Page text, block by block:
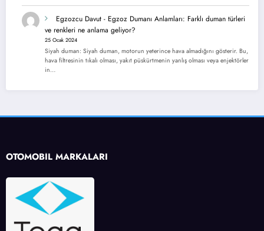
Egzozcu Davut - Egzoz Dumanı Anlamları: Farklı duman türleri
ve renkleri ne anlama geliyor?
25 Ocak 2024
Siyah duman: Siyah duman, motorun yeterince hava almadığını gösterir. Bu,
hava filtresinin tıkalı olması, yakıt püskürtmenin yanlış olması veya enjektörler
in…
OTOMOBİL MARKALARI